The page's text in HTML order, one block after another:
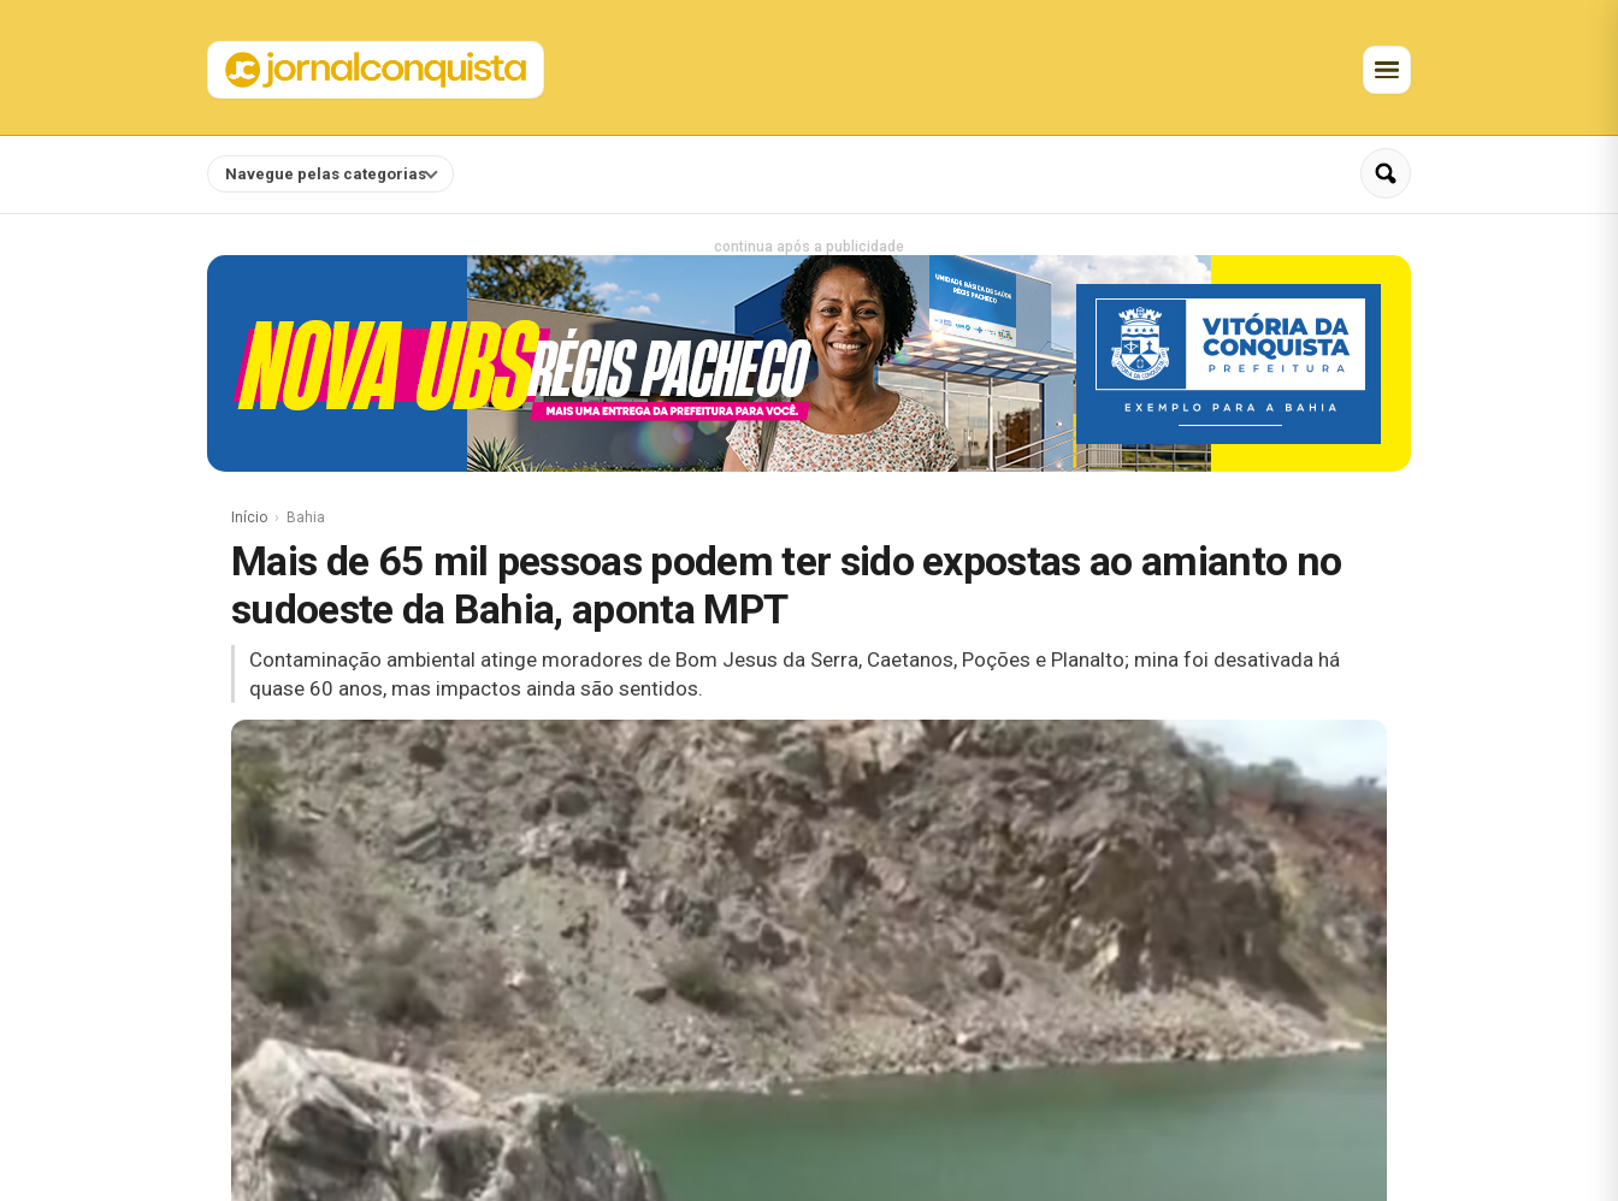
Navegue pelas categorias
continua após a publicidade
Início Bahia
Mais de 65 mil pessoas podem ter sido expostas ao amianto no
sudoeste da Bahia, aponta MPT
Contaminação ambiental atinge moradores de Bom Jesus da Serra, Caetanos, Poções e Planalto; mina foi desativada há
quase 60 anos, mas impactos ainda são sentidos.